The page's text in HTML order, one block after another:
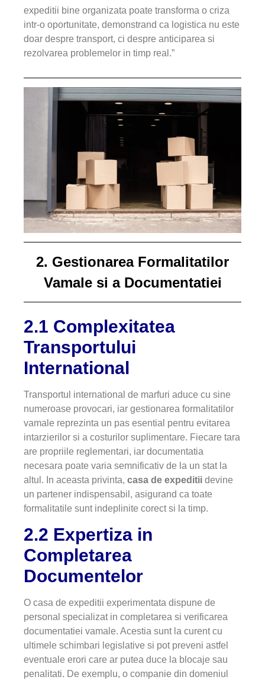
expeditii bine organizata poate transforma o criza
intr-o oportunitate, demonstrand ca logistica nu este
doar despre transport, ci despre anticiparea si
rezolvarea problemelor in timp real.”
2. Gestionarea Formalitatilor
Vamale si a Documentatiei
2.1 Complexitatea
Transportului
International
Transportul international de marfuri aduce cu sine
numeroase provocari, iar gestionarea formalitatilor
vamale reprezinta un pas esential pentru evitarea
intarzierilor si a costurilor suplimentare. Fiecare tara
are propriile reglementari, iar documentatia
necesara poate varia semnificativ de la un stat la
altul. In aceasta privinta, casa de expeditii devine
un partener indispensabil, asigurand ca toate
formalitatile sunt indeplinite corect si la timp.
2.2 Expertiza in
Completarea
Documentelor
O casa de expeditii experimentata dispune de
personal specializat in completarea si verificarea
documentatiei vamale. Acestia sunt la curent cu
ultimele schimbari legislative si pot preveni astfel
eventuale erori care ar putea duce la blocaje sau
penalitati. De exemplu, o companie din domeniul